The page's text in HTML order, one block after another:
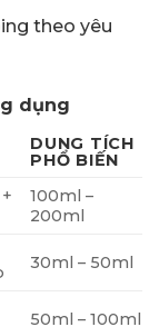
theo yêu
dụng
DUNG TÍCH
PHỔ BIẾN
100ml –
200ml
30ml – 50ml
50ml – 100ml